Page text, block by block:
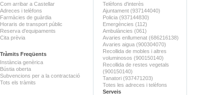
Com arribar a Castellar
Adreces i telèfons
Farmàcies de guàrdia
Horaris de transport públic
Reserva d'equipaments
Cita prèvia
Tràmits Freqüents
Instància genèrica
Bústia oberta
Subvencions per a la contractació
Tots els tràmits
Telèfons d'interès
Ajuntament (937144040)
Policia (937144830)
Emergències (112)
Ambulàncies (061)
Avaries enllumenat (686216138)
Avaries aigua (900304070)
Recollida de mobles i altres
voluminosos (900150140)
Recollida de restes vegetals
(900150140)
Tanatori (937471203)
Totes les adreces i telèfons
Serveis